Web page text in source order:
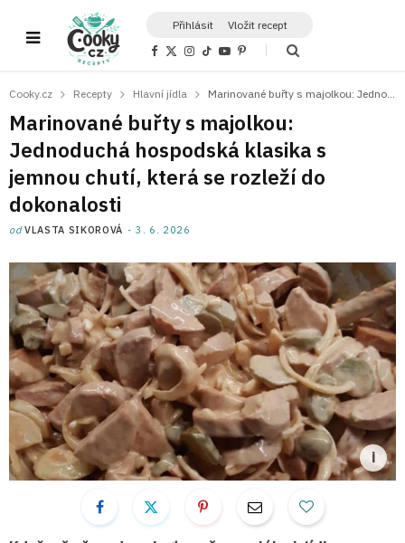
Přihlásit Vložit recept
F
b
o
X
i
t
e
r
)
I
a
r
a
m
T
o
Y
u
e
P
e
s
t
Cooky.cz Recepty Hlavní jídla
Marinované buřty s majolkou:
Jednoduchá hospodská klasika s
jemnou chutí, která se rozleží do
dokonalosti
odVLASTA SIKOROVÁ 3. 6. 2026